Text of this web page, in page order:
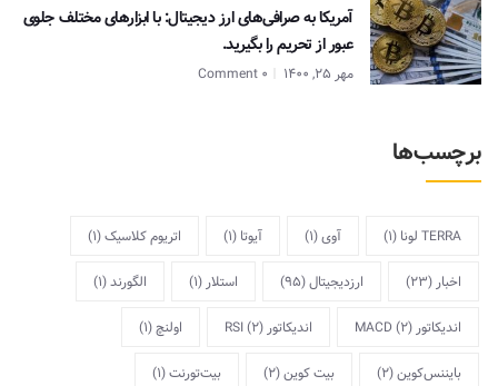
آمریکا به صرافی‌های ارز دیجیتال: با ابزارهای مختلف جلوی
عبور از تحریم را بگیرید.
مهر 25, 1400 0 Comment
برچسب‌ها
TERRA لونا (1) آوی(1) آیوتا (1) اتریوم کلاسیک(1)
اخبار (23) ارزدیجیتال(95) استلار (1) الگورند(1)
اندیکاتور MACD (2) اندیکاتور RSI (2) اولنچ(1)
بایننس‌کوین(2) بیت کوین(2) بیت‌تورنت(1)